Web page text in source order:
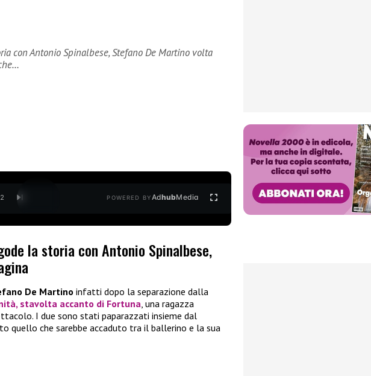
con Antonio Spinalbese, Stefano De Martino volta
2 POWERED BYAdhubMedia
la storia con Antonio Spinalbese,
De Martino infatti dopo la separazione dalla
stavolta accanto di Fortuna, una ragazza
I due sono stati paparazzati insieme dal
quello che sarebbe accaduto tra il ballerino e la sua